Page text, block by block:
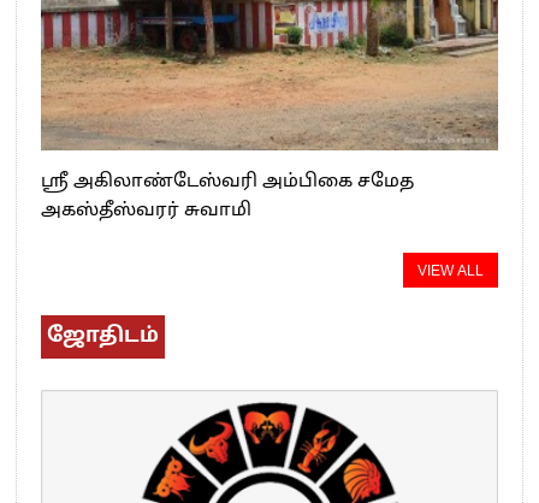
ஸ்ரீ அகிலாண்டேஸ்வரி அம்பிகை சமேத
அகஸ்தீஸ்வரர் சுவாமி
VIEW ALL
ஜோதிடம்